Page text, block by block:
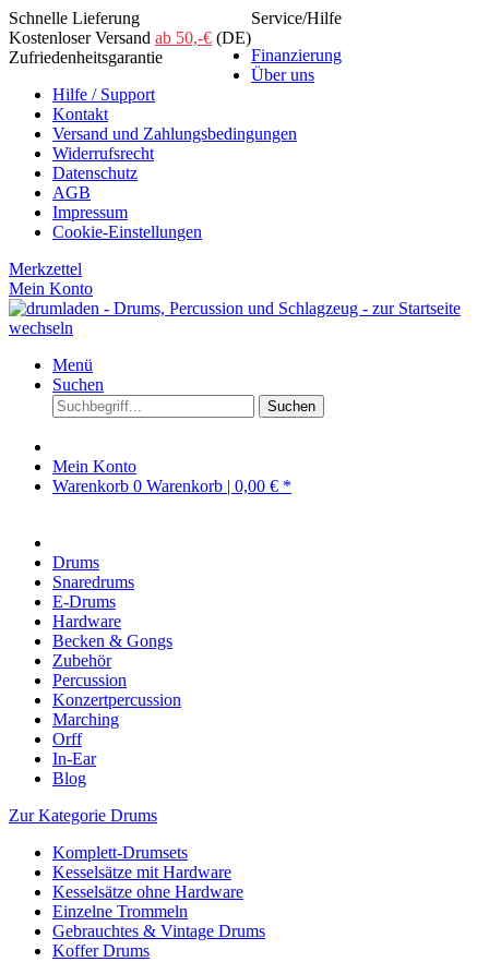
Schnelle Lieferung
Kostenloser Versand ab 50,-€ (DE)
Zufriedenheitsgarantie
Service/Hilfe
Finanzierung
Über uns
Hilfe / Support
Kontakt
Versand und Zahlungsbedingungen
Widerrufsrecht
Datenschutz
AGB
Impressum
Cookie-Einstellungen
Merkzettel
Mein Konto
Menü
Suchen
Suchen
Mein Konto
Warenkorb 0 Warenkorb | 0,00 € *
Drums
Snaredrums
E-Drums
Hardware
Becken & Gongs
Zubehör
Percussion
Konzertpercussion
Marching
Orff
In-Ear
Blog
Zur Kategorie Drums
Komplett-Drumsets
Kesselsätze mit Hardware
Kesselsätze ohne Hardware
Einzelne Trommeln
Gebrauchtes & Vintage Drums
Koffer Drums